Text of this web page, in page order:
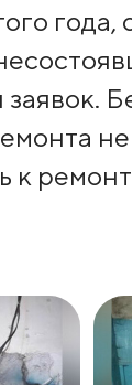
года,
заявок.
к